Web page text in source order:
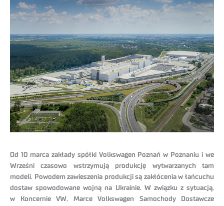
Od 10 marca zakłady spółki Volkswagen Poznań w Poznaniu i we
Wrześni czasowo wstrzymują produkcję wytwarzanych tam
modeli. Powodem zawieszenia produkcji są zakłócenia w łańcuchu
dostaw spowodowane wojną na Ukrainie. W związku z sytuacją,
w Koncernie VW, Marce Volkswagen Samochody Dostawcze